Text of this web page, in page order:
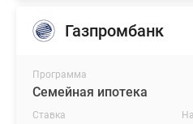
Газпромбанк
Программа
Семейная ипотека
Ставка